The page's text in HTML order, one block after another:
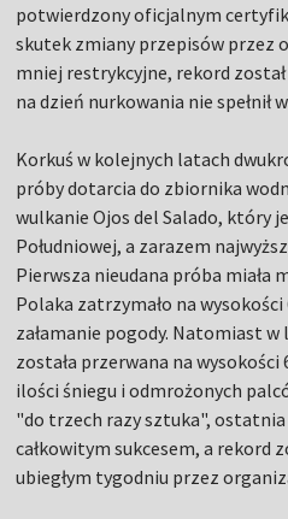
potwierdzony oficjalnym
skutek zmiany przepisów przez
mniej restrykcyjne, rekord
na dzień nurkowania nie spełnił
Korkuś w kolejnych latach
próby dotarcia do zbiornika
wulkanie Ojos del Salado, który
Południowej, a zarazem
Pierwsza nieudana próba miała
Polaka zatrzymało na
załamanie pogody. Natomiast
została przerwana na wysokości
ilości śniegu i odmrożonych
"do trzech razy sztuka", ostatnia
całkowitym sukcesem, a rekord
ubiegłym tygodniu przez